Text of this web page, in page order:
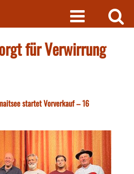
für Verwirrung
startet Vorverkauf – 16